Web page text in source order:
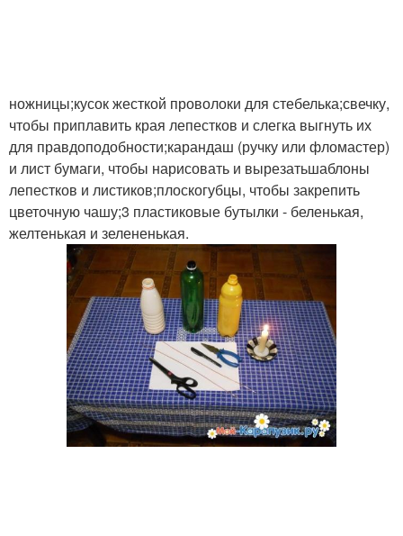
ножницы;кусок жесткой проволоки для стебелька;свечку,
чтобы приплавить края лепестков и слегка выгнуть их
для правдоподобности;карандаш (ручку или фломастер)
и лист бумаги, чтобы нарисовать и вырезатьшаблоны
лепестков и листиков;плоскогубцы, чтобы закрепить
цветочную чашу;3 пластиковые бутылки - беленькая,
желтенькая и зелененькая.